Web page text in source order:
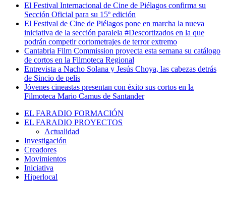
El Festival Internacional de Cine de Piélagos confirma su
Sección Oficial para su 15º edición
El Festival de Cine de Piélagos pone en marcha la nueva
iniciativa de la sección paralela #Descortizados en la que
podrán competir cortometrajes de terror extremo
Cantabria Film Commission proyecta esta semana su catálogo
de cortos en la Filmoteca Regional
Entrevista a Nacho Solana y Jesús Choya, las cabezas detrás
de Sincio de pelis
Jóvenes cineastas presentan con éxito sus cortos en la
Filmoteca Mario Camus de Santander
EL FARADIO FORMACIÓN
EL FARADIO PROYECTOS
Actualidad
Investigación
Creadores
Movimientos
Iniciativa
Hiperlocal